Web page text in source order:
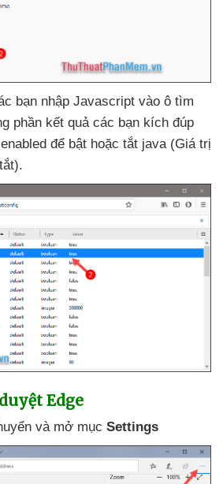
bạn nhập Javascript vào ô tìm
phần kết quả các bạn kích đúp
để bật hoặc tắt java (Giá trị
Edge
và mở mục Settings